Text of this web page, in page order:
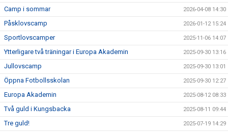
Camp i sommar 2026-04-08 14:30
Påsklovscamp 2026-01-12 15:24
Sportlovscamper 2025-11-06 14:07
Ytterligare två träningar i Europa Akademin 2025-09-30 13:16
Jullovscamp 2025-09-30 13:01
Öppna Fotbollsskolan 2025-09-30 12:27
Europa Akademin 2025-08-12 08:33
Två guld i Kungsbacka 2025-08-11 09:44
Tre guld! 2025-07-19 14:29